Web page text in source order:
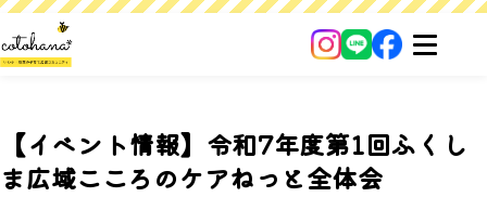
【イベント情報】令和7年度第1回ふくし
ま広域こころのケアねっと全体会